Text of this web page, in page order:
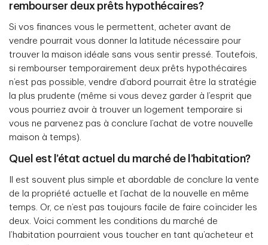
rembourser deux prêts hypothécaires?
Si vos finances vous le permettent, acheter avant de
vendre pourrait vous donner la latitude nécessaire pour
trouver la maison idéale sans vous sentir pressé. Toutefois,
si rembourser temporairement deux prêts hypothécaires
n’est pas possible, vendre d’abord pourrait être la stratégie
la plus prudente (même si vous devez garder à l’esprit que
vous pourriez avoir à trouver un logement temporaire si
vous ne parvenez pas à conclure l’achat de votre nouvelle
maison à temps).
Quel est l’état actuel du marché de l’habitation?
Il est souvent plus simple et abordable de conclure la vente
de la propriété actuelle et l’achat de la nouvelle en même
temps. Or, ce n’est pas toujours facile de faire coïncider les
deux. Voici comment les conditions du marché de
l’habitation pourraient vous toucher en tant qu’acheteur et